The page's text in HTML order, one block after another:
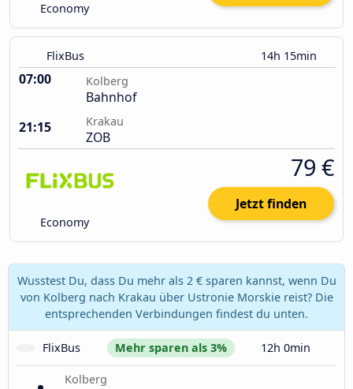
Economy
FlixBus 14h 15min
07:00 Kolberg
Bahnhof
21:15
Krakau
ZOB
Economy
79 €
Jetzt finden
Wusstest Du, dass Du mehr als 2 € sparen kannst, wenn Du
von Kolberg nach Krakau über Ustronie Morskie reist? Die
entsprechenden Verbindungen findest du unten.
FlixBus Mehr sparen als 3% 12h 0min
Kolberg